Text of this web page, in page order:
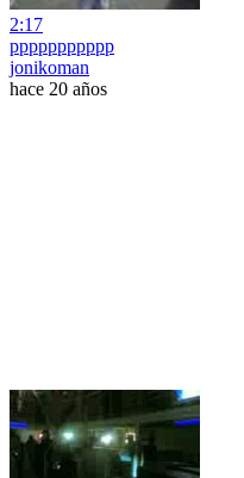
2:17
ppppppppppp
jonikoman
hace 20 años